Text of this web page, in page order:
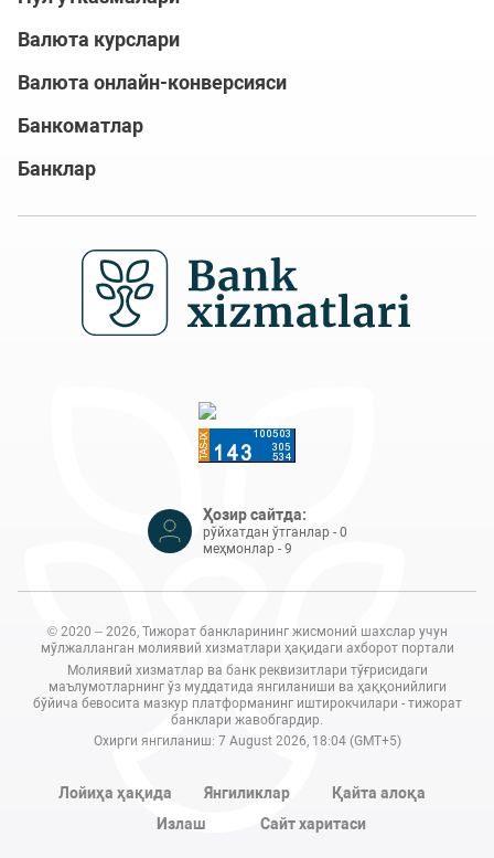
Валюта курслари
Валюта онлайн-конверсияси
Банкоматлар
Банклар
Ҳозир сайтда:
рўйхатдан ўтганлар - 0
меҳмонлар - 9
© 2020 – 2026, Тижорат банкларининг жисмоний шахслар учун
мўлжалланган молиявий хизматлари ҳақидаги ахборот портали
Молиявий хизматлар ва банк реквизитлари тўғрисидаги
маълумотларнинг ўз муддатида янгиланиши ва ҳаққонийлиги
бўйича бевосита мазкур платформанинг иштирокчилари - тижорат
банклари жавобгардир.
Охирги янгиланиш: 7 August 2026, 18:04 (GMT+5)
Лойиҳа ҳақида Янгиликлар
Қайта алоқа
Излаш
Сайт харитаси